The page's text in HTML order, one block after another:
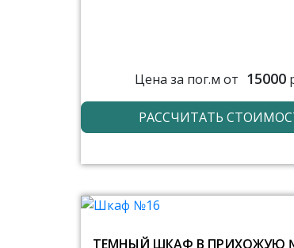
Цена за пог.м от 15000
РАССЧИТАТЬ
ТЕМНЫЙ ШКАФ В ПРИХОЖУЮ